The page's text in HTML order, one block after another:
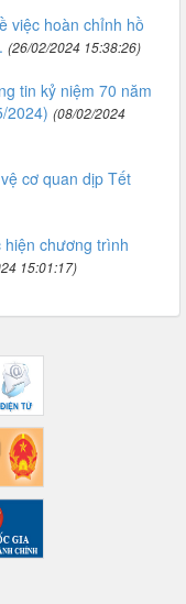
việc hoàn chỉnh hồ
(26/02/2024 15:38:26)
tin kỷ niệm 70 năm
2024) (08/02/2024
cơ quan dịp Tết
hiện chương trình
15:01:17)